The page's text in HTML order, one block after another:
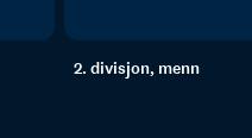
2. divisjon, menn